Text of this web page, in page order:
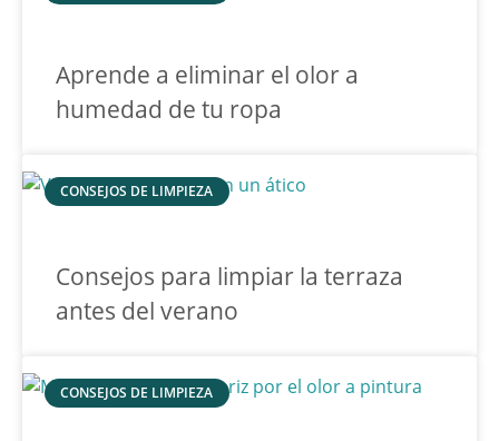
Aprende a eliminar el olor a
humedad de tu ropa
CONSEJOS DE LIMPIEZA
Consejos para limpiar la terraza
antes del verano
CONSEJOS DE LIMPIEZA